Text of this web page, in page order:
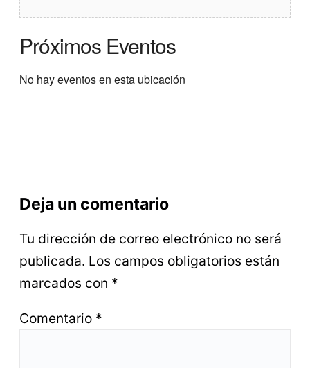
Próximos Eventos
No hay eventos en esta ubicación
Deja un comentario
Tu dirección de correo electrónico no será
publicada. Los campos obligatorios están
marcados con *
Comentario *